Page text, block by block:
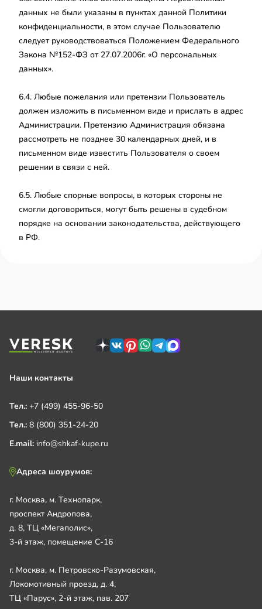
данных не были указаны в пунктах данной Политики
конфиденциальности, в этом случае Пользователю
следует руководствоваться Положением Федерального
Закона №152-ФЗ от 27.07.2006г. «О персональных
данных».
6.4. Любые пожелания или претензии Пользователь
должен изложить в письменном виде и прислать в адрес
Администрации. Претензию Администрация обязана
рассмотреть не позднее 30 календарных дней, и в
письменном виде известить Пользователя о своем
решении в связи с ней.
6.5. Любые спорные вопросы, в которых стороны не
смогли договориться, могут быть решены в судебном
порядке на основании законодательства, действующего
в РФ.
Наши контакты
Тел.: +7 (499) 455-96-50
Тел.: 8 (800) 351-24-20
E.mail: info@shkaf-kupe.ru
Адреса шоурумов:
г. Москва, м. Технопарк,
проспект Андропова,
д. 8, ТЦ «Мегаполис»,
3-й этаж, помещение С-16
г. Москва, м. Петровско-Разумовская,
Локомотивный проезд, д. 4,
ТЦ «Парус», 2-й этаж, пав. 207